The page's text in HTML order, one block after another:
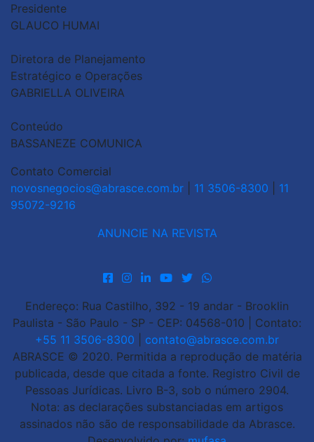
Presidente
GLAUCO HUMAI
Diretora de Planejamento
Estratégico e Operações
GABRIELLA OLIVEIRA
Conteúdo
BASSANEZE COMUNICA
Contato Comercial
novosnegocios@abrasce.com.br
11 3506-8300
11
95072-9216
ANUNCIE NA REVISTA
Endereço: Rua Castilho, 392 - 19 andar - Brooklin
Paulista - São Paulo - SP - CEP: 04568-010 | Contato:
+55 11 3506-8300
contato@abrasce.com.br
ABRASCE © 2020. Permitida a reprodução de matéria
publicada, desde que citada a fonte. Registro Civil de
Pessoas Jurídicas. Livro B-3, sob o número 2904.
Nota: as declarações substanciadas em artigos
assinados não são de responsabilidade da Abrasce.